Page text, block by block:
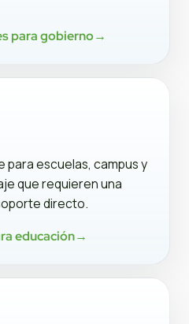
para gobierno→
escuelas, campus y
que requieren una
directo.
educación→